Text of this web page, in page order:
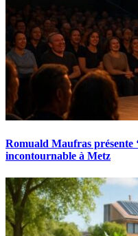
Romuald Maufras présente
incontournable à Metz